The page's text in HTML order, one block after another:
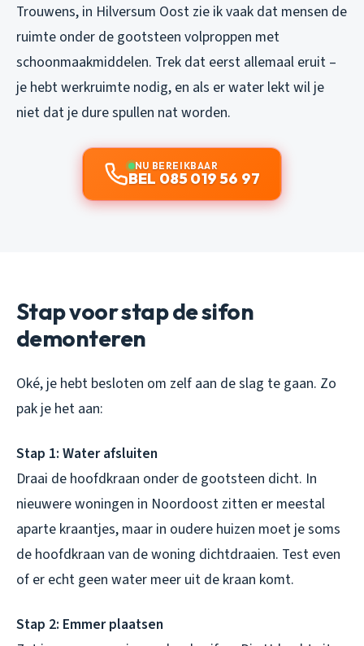
Trouwens, in Hilversum Oost zie ik vaak dat mensen de
ruimte onder de gootsteen volproppen met
schoonmaakmiddelen. Trek dat eerst allemaal eruit –
je hebt werkruimte nodig, en als er water lekt wil je
niet dat je dure spullen nat worden.
NU BEREIKBAAR
BEL 085 019 56 97
Stap voor stap de sifon
demonteren
Oké, je hebt besloten om zelf aan de slag te gaan. Zo
pak je het aan:
Stap 1: Water afsluiten
Draai de hoofdkraan onder de gootsteen dicht. In
nieuwere woningen in Noordoost zitten er meestal
aparte kraantjes, maar in oudere huizen moet je soms
de hoofdkraan van de woning dichtdraaien. Test even
of er echt geen water meer uit de kraan komt.
Stap 2: Emmer plaatsen